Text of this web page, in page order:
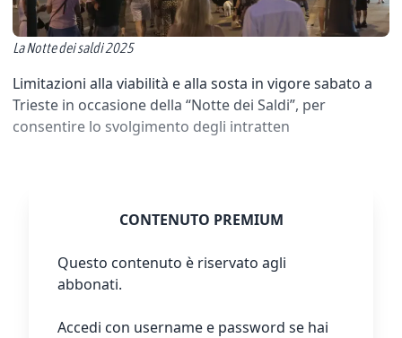
La Notte dei saldi 2025
Limitazioni alla viabilità e alla sosta in vigore sabato a
Trieste in occasione della “Notte dei Saldi”, per
consentire lo svolgimento degli intratten
CONTENUTO PREMIUM
Questo contenuto è riservato agli
abbonati.
Accedi con username e password se hai